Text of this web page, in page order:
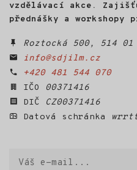
vzdělávací akce.
přednášky a
Roztocká 500, 514
info@sdjilm.cz
+420 481 544 070
IČO
00371416
DIČ
CZ00371416
Datová schránka